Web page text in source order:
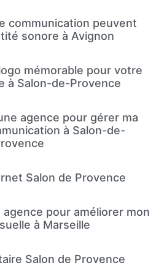
communication peuvent
sonore à Avignon
mémorable pour votre
à Salon-de-Provence
agence pour gérer ma
à Salon-de-
Salon de Provence
pour améliorer mon
à Marseille
Salon de Provence